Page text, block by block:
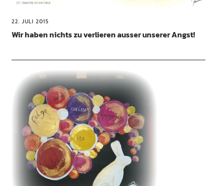
22. JULI 2015
Wir haben nichts zu verlieren ausser unserer Angst!